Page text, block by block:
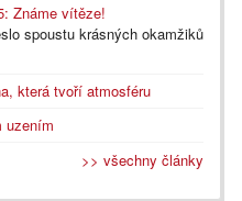
Známe vítěze!
spoustu krásných okamžiků
která tvoří atmosféru
uzením
>> všechny články